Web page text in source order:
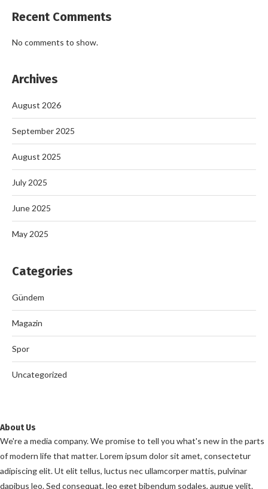
Recent Comments
No comments to show.
Archives
August 2026
September 2025
August 2025
July 2025
June 2025
May 2025
Categories
Gündem
Magazin
Spor
Uncategorized
About Us
We're a media company. We promise to tell you what's new in the parts
of modern life that matter. Lorem ipsum dolor sit amet, consectetur
adipiscing elit. Ut elit tellus, luctus nec ullamcorper mattis, pulvinar
dapibus leo. Sed consequat, leo eget bibendum sodales, augue velit.